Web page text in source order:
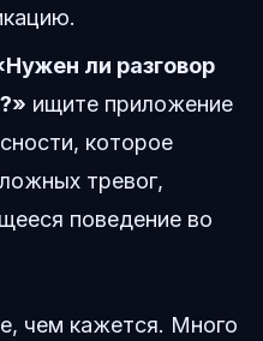
ли разговор
ищите приложение
которое
тревог,
поведение во
чем кажется. Много